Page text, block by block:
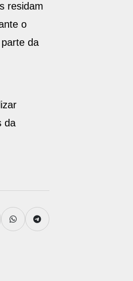
residam
o
da
da